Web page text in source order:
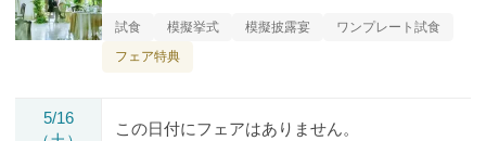
試食 模擬挙式 模擬披露宴
ワンプレート試食
フェア特典
5/16
この日付にフェアはありません。